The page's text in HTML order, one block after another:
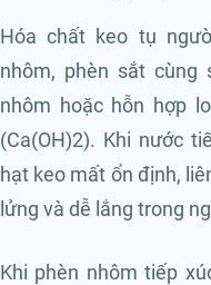
Hóa chất keo tụ
nhôm, phèn sắt cùng
nhôm hoặc hỗn hợp
(Ca(OH)2). Khi nước
hạt keo mất ổn định,
lửng và dễ lắng trong
Khi phèn nhôm tiếp